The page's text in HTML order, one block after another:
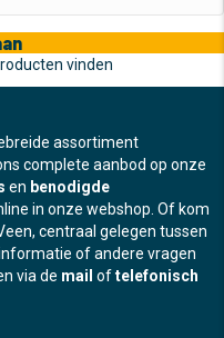
vinden
assortiment
complete aanbod op onze
en benodigde
in onze webshop. Of kom
centraal gelegen tussen
of andere vragen
via de mail oftelefonisch